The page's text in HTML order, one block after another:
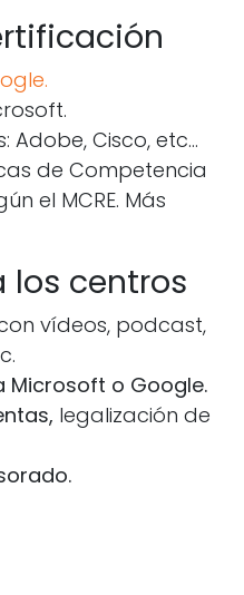
Adobe, Cisco, etc...
de Competencia
el MCRE. Más
los centros
vídeos, podcast,
Microsoft o Google.
legalización de